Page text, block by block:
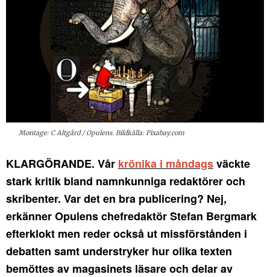
Montage: C Altgård / Opulens. Bildkälla: Pixabay.com
KLARGÖRANDE. Vår krönika i måndagsväckte
stark kritik bland namnkunniga redaktörer och
skribenter. Var det en bra publicering? Nej,
erkänner Opulens chefredaktör Stefan Bergmark
efterklokt men reder också ut missförstånden i
debatten samt understryker hur olika texten
bemöttes av magasinets läsare och delar av